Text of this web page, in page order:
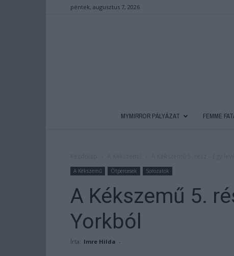
péntek, augusztus 7, 2026
MYMIRROR PÁLYÁZAT FEMME
A Kékszemű Ötpercesek Sorozatok
A Kékszemű 5.
Yorkból
Írta: Imre Hilda -